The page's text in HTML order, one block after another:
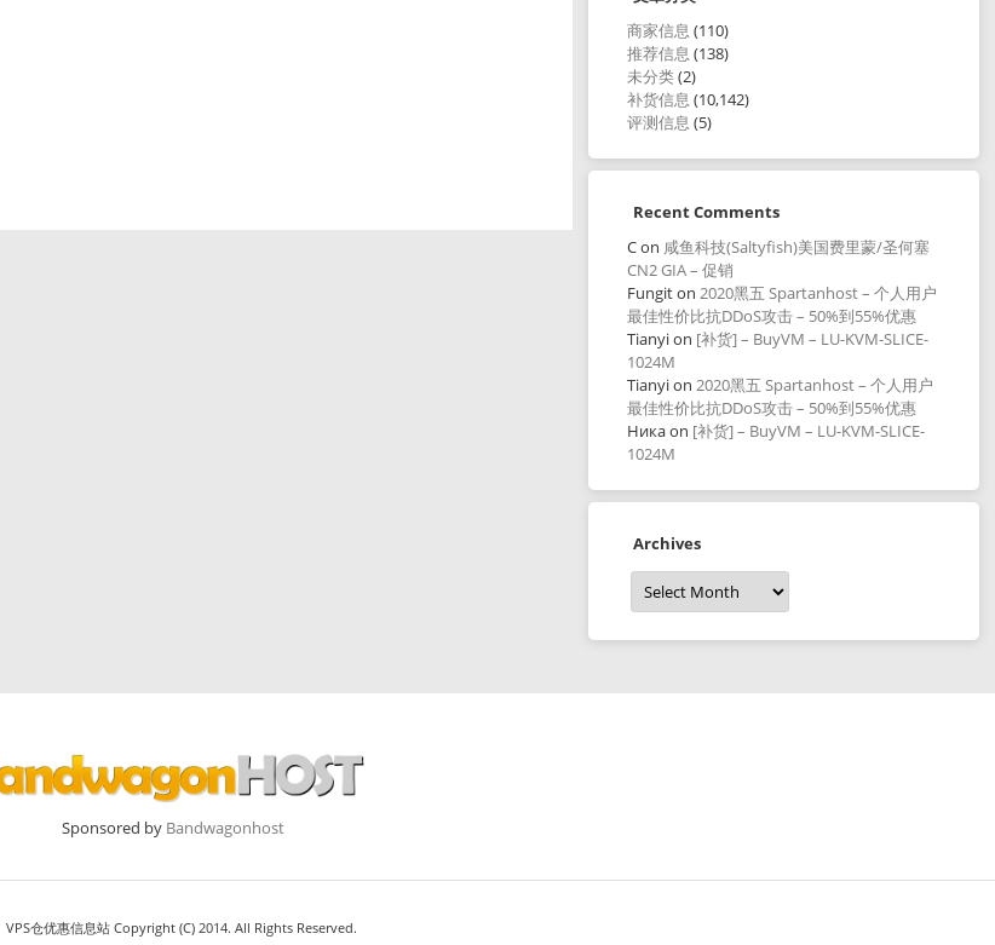
商家信息 (110)
推荐信息 (138)
未分类(2)
补货信息 (10,142)
评测信息 (5)
Recent Comments
Con 咸鱼科技(Saltyfish)美国费里蒙/圣何塞
CN2 GIA – 促销
Fungiton2020黑五 Spartanhost – 个人用户
最佳性价比抗DDoS攻击 – 50%到55%优惠
Tianyion [补货] – BuyVM – LU-KVM-SLICE-
1024M
Tianyion2020黑五 Spartanhost – 个人用户
最佳性价比抗DDoS攻击 – 50%到55%优惠
Никаon [补货] – BuyVM – LU-KVM-SLICE-
1024M
Archives
Archives
Sponsored by Bandwagonhost
VPS仓优惠信息站 Copyright (C) 2014. All Rights Reserved.